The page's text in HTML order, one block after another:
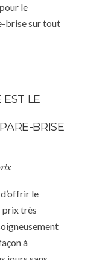
le
brise sur tout
EST LE
BRISE
le
prix très
à